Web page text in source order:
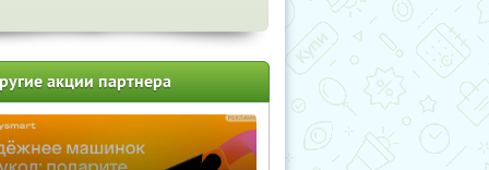
акции партнера